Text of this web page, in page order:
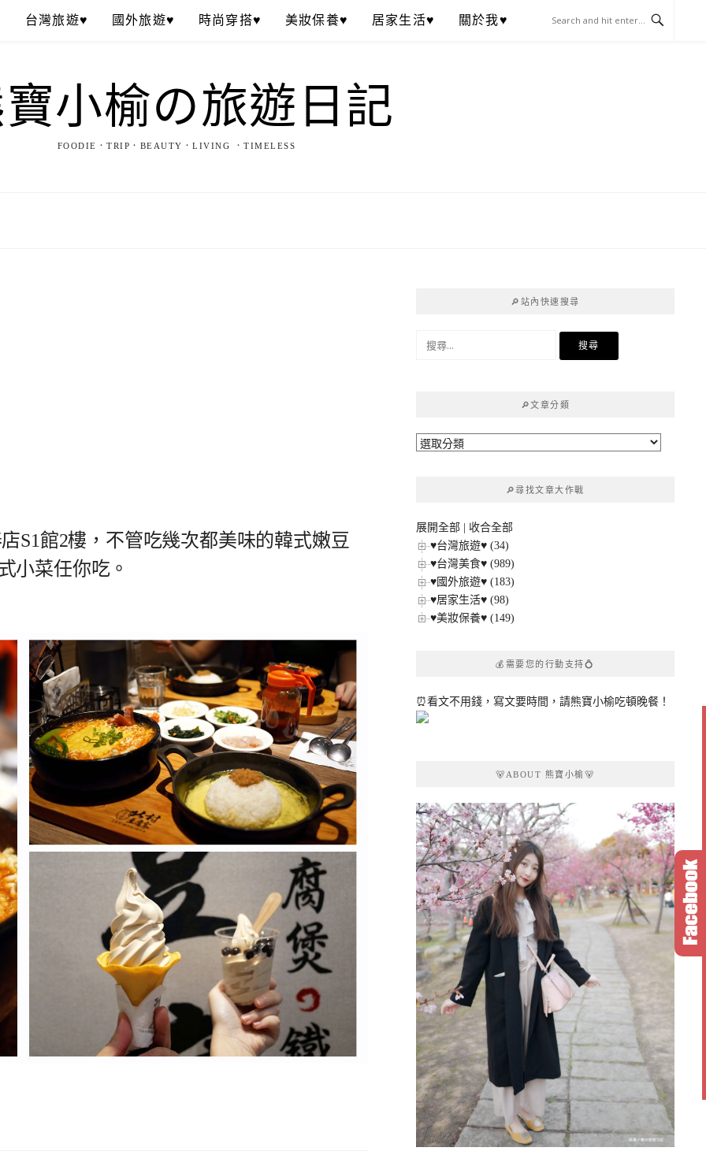
台灣旅遊♥ 國外旅遊♥ 時尚穿搭♥ 美妝保養♥ 居家生活♥ 關於我♥
小榆の旅遊日記
FOODIE．TRIP．BEAUTY．LIVING ．TIMELESS
S1館2樓，不管吃幾次都美味的韓式嫩豆
小菜任你吃。
🔎站內快速搜尋
🔎文章分類
🔎
🔎尋找文章大作戰
展開全部
收合全部
♥台灣旅遊♥ (34)
♥台灣美食♥ (989)
♥國外旅遊♥ (183)
♥居家生活♥ (98)
♥美妝保養♥ (149)
💰需要您的行動支持💍
⏰看文不用錢，寫文要時間，請熊寶小榆吃頓晚餐！
🐻ABOUT 熊寶小榆🐻